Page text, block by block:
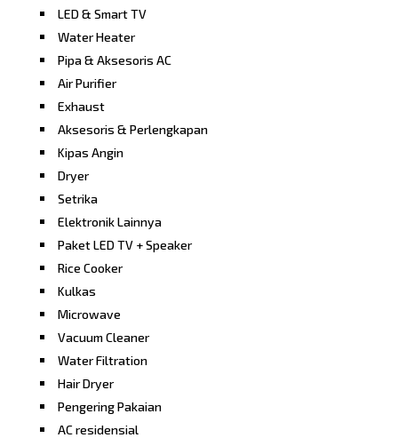
LED & Smart TV
Water Heater
Pipa & Aksesoris AC
Air Purifier
Exhaust
Aksesoris & Perlengkapan
Kipas Angin
Dryer
Setrika
Elektronik Lainnya
Paket LED TV + Speaker
Rice Cooker
Kulkas
Microwave
Vacuum Cleaner
Water Filtration
Hair Dryer
Pengering Pakaian
AC residensial